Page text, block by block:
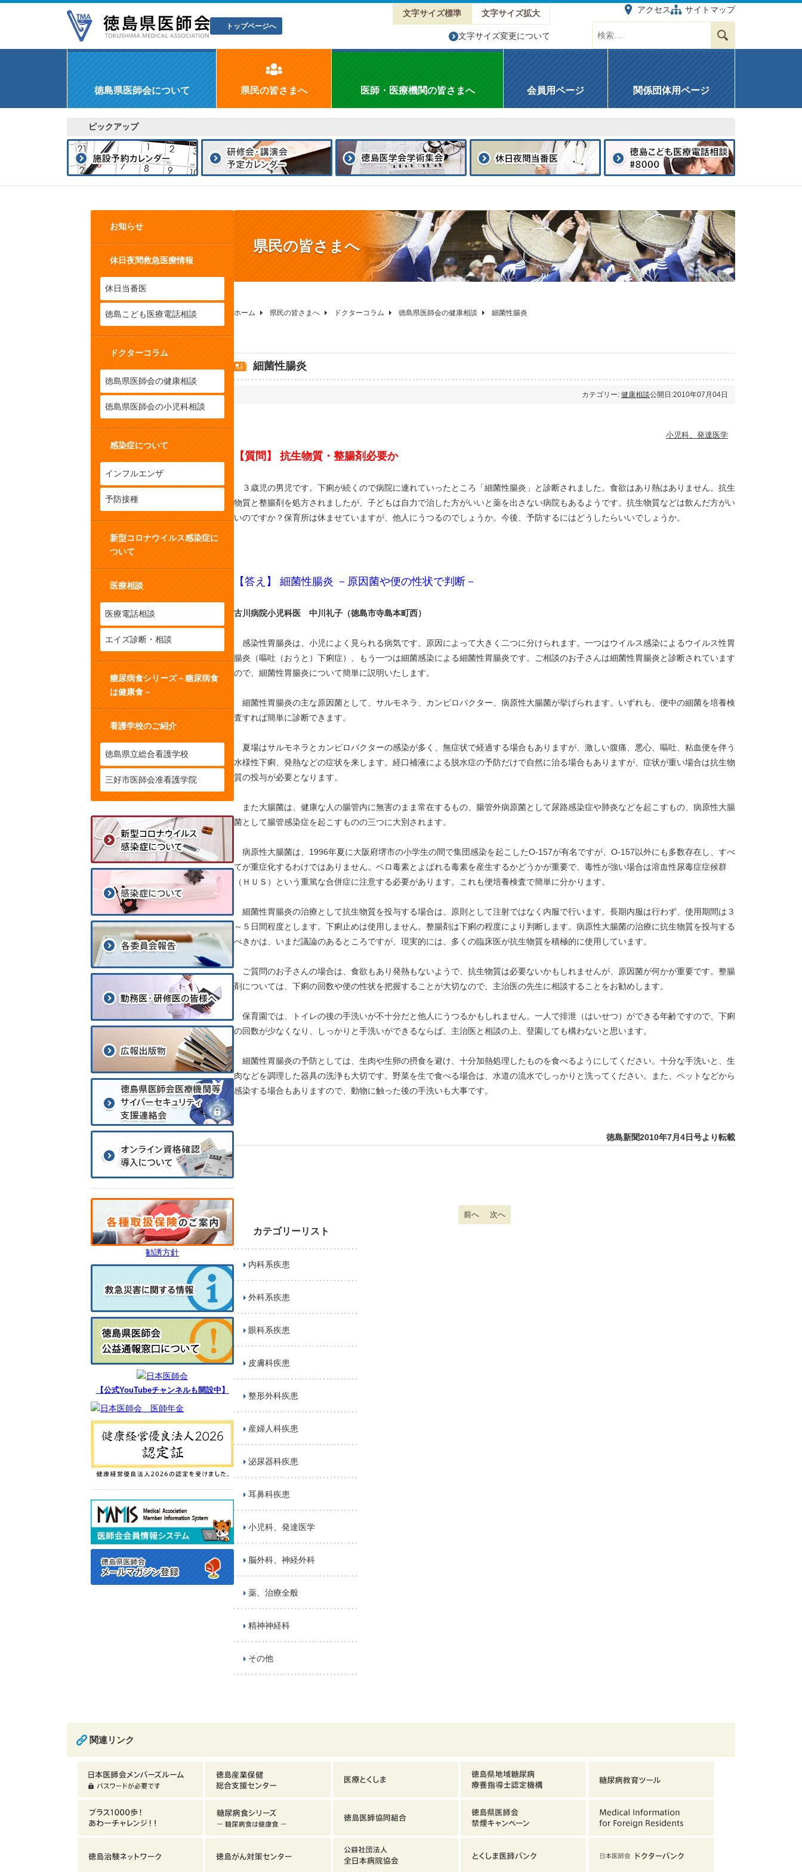
トップページへ
文字サイズ標準 文字サイズ拡大
文字サイズ変更について
アクセス
サイトマップ
徳島県医師会について 県民の皆さまへ 医師・医療機関の皆さまへ 会員用ページ 関係団体用ページ
ピックアップ
県民の皆さまへ
ホーム 県民の皆さまへ ドクターコラム 徳島県医師会の健康相談 細菌性腸炎
細菌性腸炎
カテゴリー: 健康相談公開日:2010年07月04日
小児科、発達医学
【質問】 抗生物質・整腸剤必要か
３歳児の男児です。下痢が続くので病院に連れていったところ「細菌性腸炎」と診断されました。食欲はあり熱はありません。抗生
物質と整腸剤を処方されましたが、子どもは自力で治した方がいいと薬を出さない病院もあるようです。抗生物質などは飲んだ方がい
いのですか？保育所は休ませていますが、他人にうつるのでしょうか。今後、予防するにはどうしたらいいでしょうか。
【答え】 細菌性腸炎 －原因菌や便の性状で判断－
古川病院小児科医 中川礼子（徳島市寺島本町西）
感染性胃腸炎は、小児によく見られる病気です。原因によって大きく二つに分けられます。一つはウイルス感染によるウイルス性胃
腸炎（嘔吐（おうと）下痢症）、もう一つは細菌感染による細菌性胃腸炎です。ご相談のお子さんは細菌性胃腸炎と診断されています
ので、細菌性胃腸炎について簡単に説明いたします。
細菌性胃腸炎の主な原因菌として、サルモネラ、カンピロバクター、病原性大腸菌が挙げられます。いずれも、便中の細菌を培養検
査すれば簡単に診断できます。
夏場はサルモネラとカンピロバクターの感染が多く、無症状で経過する場合もありますが、激しい腹痛、悪心、嘔吐、粘血便を伴う
水様性下痢、発熱などの症状を来します。経口補液による脱水症の予防だけで自然に治る場合もありますが、症状が重い場合は抗生物
質の投与が必要となります。
また大腸菌は、健康な人の腸管内に無害のまま常在するもの、腸管外病原菌として尿路感染症や肺炎などを起こすもの、病原性大腸
菌として腸管感染症を起こすものの三つに大別されます。
病原性大腸菌は、1996年夏に大阪府堺市の小学生の間で集団感染を起こしたO-157が有名ですが、O-157以外にも多数存在し、すべ
てが重症化するわけではありません。ベロ毒素とよばれる毒素を産生するかどうかが重要で、毒性が強い場合は溶血性尿毒症症候群
（ＨＵＳ）という重篤な合併症に注意する必要があります。これも便培養検査で簡単に分かります。
細菌性胃腸炎の治療として抗生物質を投与する場合は、原則として注射ではなく内服で行います。長期内服は行わず、使用期間は３
～５日間程度とします。下痢止めは使用しません。整腸剤は下痢の程度により判断します。病原性大腸菌の治療に抗生物質を投与する
べきかは、いまだ議論のあるところですが、現実的には、多くの臨床医が抗生物質を積極的に使用しています。
ご質問のお子さんの場合は、食欲もあり発熱もないようで、抗生物質は必要ないかもしれませんが、原因菌が何かが重要です。整腸
剤については、下痢の回数や便の性状を把握することが大切なので、主治医の先生に相談することをお勧めします。
保育園では、トイレの後の手洗いが不十分だと他人にうつるかもしれません。一人で排泄（はいせつ）ができる年齢ですので、下痢
の回数が少なくなり、しっかりと手洗いができるならば、主治医と相談の上、登園しても構わないと思います。
細菌性胃腸炎の予防としては、生肉や生卵の摂食を避け、十分加熱処理したものを食べるようにしてください。十分な手洗いと、生
肉などを調理した器具の洗浄も大切です。野菜を生で食べる場合は、水道の流水でしっかりと洗ってください。また、ペットなどから
感染する場合もありますので、動物に触った後の手洗いも大事です。
徳島新聞2010年7月4日号より転載
前の記事へ: うつ病
前へ 次の記事へ: 変形性膝関節症
次へ
カテゴリーリスト
内科系疾患
外科系疾患
眼科系疾患
皮膚科疾患
整形外科疾患
産婦人科疾患
泌尿器科疾患
耳鼻科疾患
小児科、発達医学
脳外科、神経外科
薬、治療全般
精神神経科
その他
お知らせ
休日夜間救急医療情報
休日当番医
徳島こども医療電話相談
ドクターコラム
徳島県医師会の健康相談
徳島県医師会の小児科相談
感染症について
インフルエンザ
予防接種
新型コロナウイルス感染症に
ついて
医療相談
医療電話相談
エイズ診断・相談
糖尿病食シリーズ－糖尿病食
は健康食－
看護学校のご紹介
徳島県立総合看護学校
三好市医師会准看護学院
勧誘方針
【公式YouTubeチャンネルも開設中】
関連リンク